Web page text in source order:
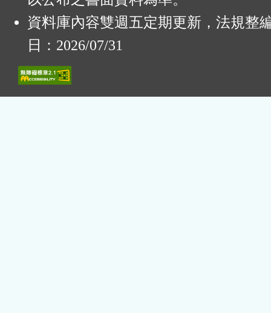
資料庫內容雙週五定期更新，法規整
日：2026/07/31